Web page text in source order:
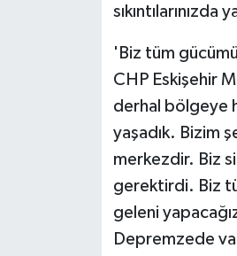
'Biz tüm
CHP Eskişehir
derhal bölgeye
yaşadık. Bizim
merkezdir. Biz
gerektirdi. Biz
geleni
Depremzede